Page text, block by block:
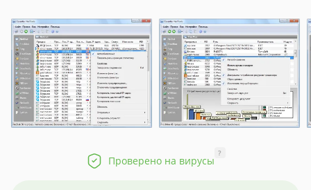
Проверено на вирусы
?